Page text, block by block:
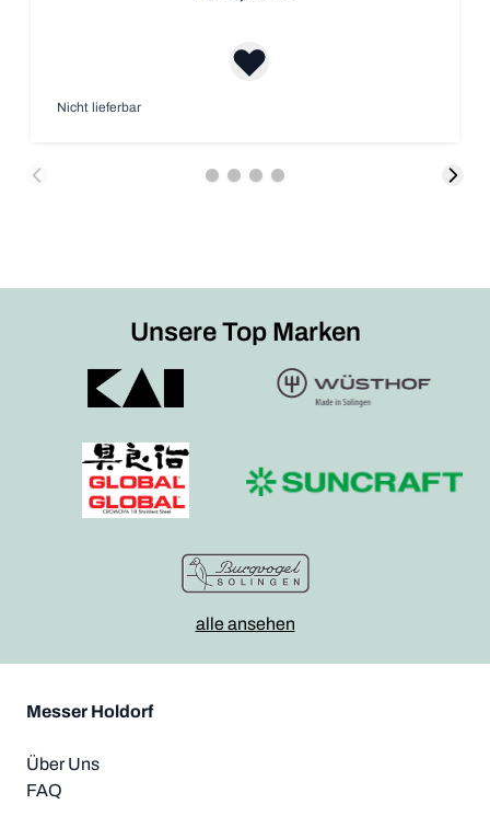
Nicht lieferbar
Unsere Top Marken
alle ansehen
Messer Holdorf
Über Uns
FAQ